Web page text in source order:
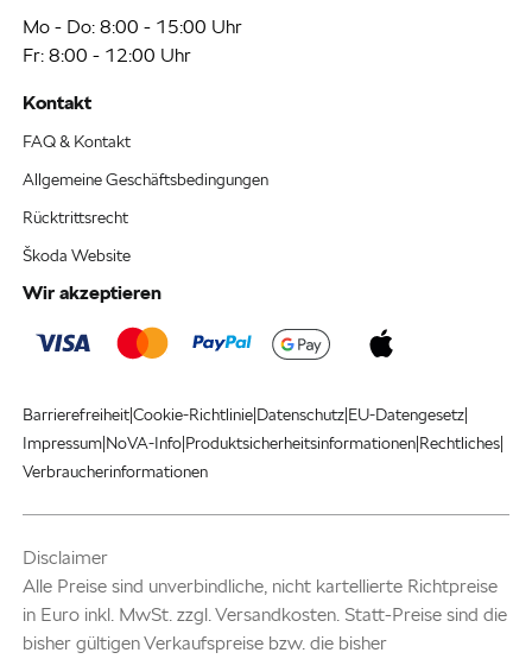
Mo - Do: 8:00 - 15:00 Uhr
Fr: 8:00 - 12:00 Uhr
Kontakt
FAQ & Kontakt
Allgemeine Geschäftsbedingungen
Rücktrittsrecht
Škoda Website
Wir akzeptieren
Barrierefreiheit|Cookie-Richtlinie|Datenschutz|EU-Datengesetz|
Impressum|NoVA-Info|Produktsicherheitsinformationen|Rechtliches|
Verbraucherinformationen
Disclaimer
Alle Preise sind unverbindliche, nicht kartellierte Richtpreise
in Euro inkl. MwSt. zzgl. Versandkosten. Statt-Preise sind die
bisher gültigen Verkaufspreise bzw. die bisher